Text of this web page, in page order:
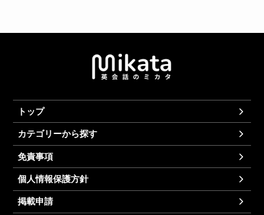
トップ
カテゴリーから探す
免責事項
個人情報保護方針
掲載申請